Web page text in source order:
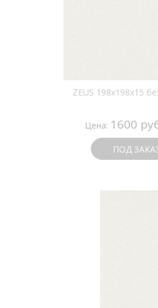
ZEUS 198x198x15
Цена: 1600
ПОД